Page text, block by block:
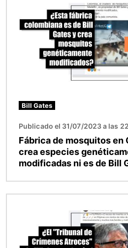
Bill Gates
Publicado el 31/07/2023 a las
Fábrica de mosquitos en
crea especies
modificadas ni es de Bill